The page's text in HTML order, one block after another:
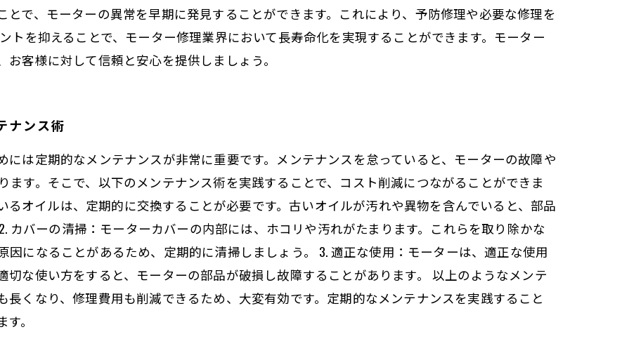
で、モーターの異常を早期に発見することができます。これにより、予防修理や必要な修理を
トを抑えることで、モーター修理業界において長寿命化を実現することができます。モーター
客様に対して信頼と安心を提供しましょう。
ナンス術
には定期的なメンテナンスが非常に重要です。メンテナンスを怠っていると、モーターの故障や
す。そこで、以下のメンテナンス術を実践することで、コスト削減につながることができま
るオイルは、定期的に交換することが必要です。古いオイルが汚れや異物を含んでいると、部品
カバーの清掃：モーターカバーの内部には、ホコリや汚れがたまります。これらを取り除かな
になることがあるため、定期的に清掃しましょう。 3. 適正な使用：モーターは、適正な使用
な使い方をすると、モーターの部品が破損し故障することがあります。 以上のようなメンテ
くなり、修理費用も削減できるため、大変有効です。定期的なメンテナンスを実践すること
。